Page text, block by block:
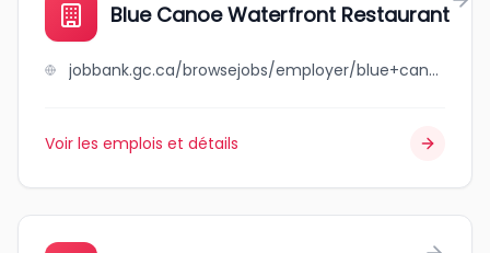
Blue Canoe Waterfront Restaurant
jobbank.gc.ca/browsejobs/employer/blue+canoe+waterfront+restaurant/ca
Voir les emplois et détails